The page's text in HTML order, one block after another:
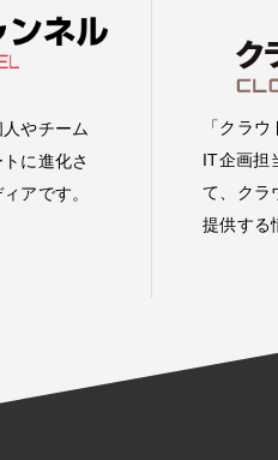
やチーム
に進化さ
アです。
「クラ
IT企画担
て、クラ
提供する